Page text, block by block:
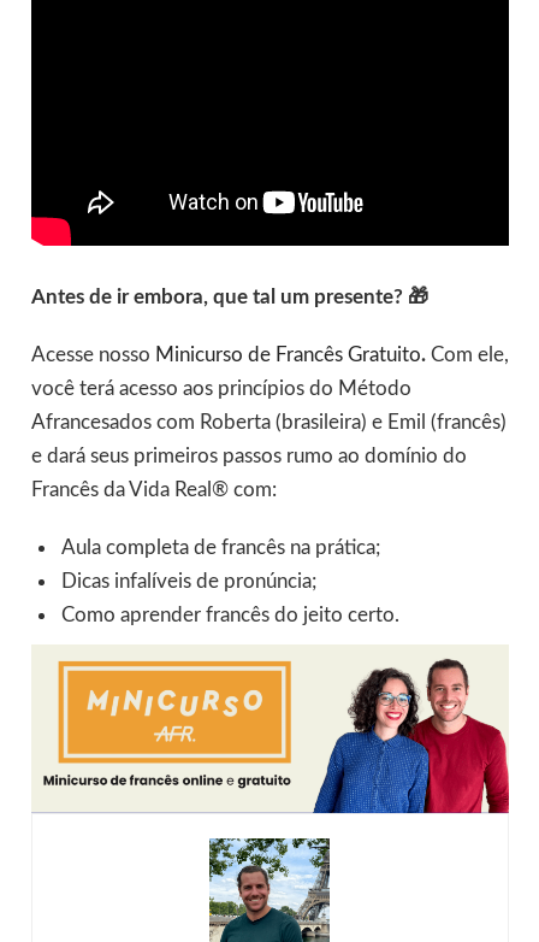
Antes de ir embora, que tal um presente? 🎁
Acesse nosso Minicurso de Francês Gratuito. Com ele,
você terá acesso aos princípios do Método
Afrancesados com Roberta (brasileira) e Emil (francês)
e dará seus primeiros passos rumo ao domínio do
Francês da Vida Real® com:
Aula completa de francês na prática;
Dicas infalíveis de pronúncia;
Como aprender francês do jeito certo.